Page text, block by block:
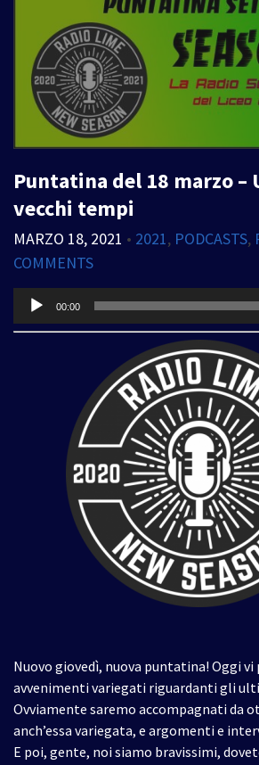
Puntatina del 18 marzo –
vecchi tempi
MARZO 18, 2021 • 2021, PODCASTS,
COMMENTS
Audio
Player
00:00
Nuovo giovedì, nuova puntatina! Oggi
avvenimenti variegati riguardanti gli
Ovviamente saremo accompagnati da
anch’essa variegata, e argomenti e
E poi, gente, noi siamo bravissimi,